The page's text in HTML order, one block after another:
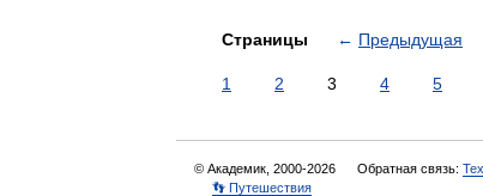
Страницы ← Предыдущая
1 2 3 4 5
© Академик, 2000-2026 Обратная связь:
👣 Путешествия